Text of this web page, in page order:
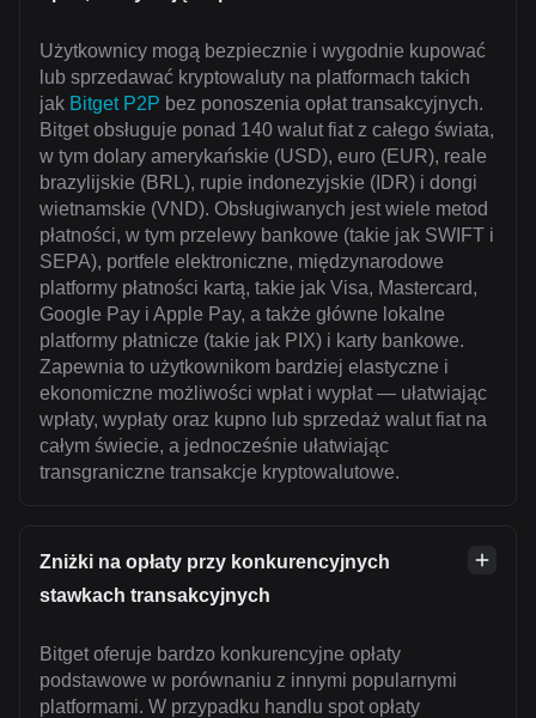
Użytkownicy mogą bezpiecznie i wygodnie kupować
lub sprzedawać kryptowaluty na platformach takich
jak Bitget P2P bez ponoszenia opłat transakcyjnych.
Bitget obsługuje ponad 140 walut fiat z całego świata,
w tym dolary amerykańskie (USD), euro (EUR), reale
brazylijskie (BRL), rupie indonezyjskie (IDR) i dongi
wietnamskie (VND). Obsługiwanych jest wiele metod
płatności, w tym przelewy bankowe (takie jak SWIFT i
SEPA), portfele elektroniczne, międzynarodowe
platformy płatności kartą, takie jak Visa, Mastercard,
Google Pay i Apple Pay, a także główne lokalne
platformy płatnicze (takie jak PIX) i karty bankowe.
Zapewnia to użytkownikom bardziej elastyczne i
ekonomiczne możliwości wpłat i wypłat — ułatwiając
wpłaty, wypłaty oraz kupno lub sprzedaż walut fiat na
całym świecie, a jednocześnie ułatwiając
transgraniczne transakcje kryptowalutowe.
Zniżki na opłaty przy konkurencyjnych
stawkach transakcyjnych
Bitget oferuje bardzo konkurencyjne opłaty
podstawowe w porównaniu z innymi popularnymi
platformami. W przypadku handlu spot opłaty